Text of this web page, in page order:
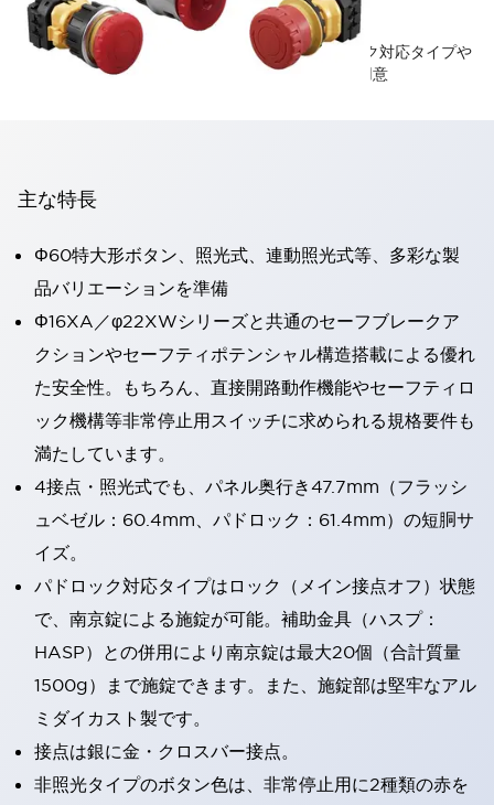
ンスイッチ
Φ30 南京錠によりロック時に施錠可能なパドロック対応タイプや
デザイン性に優れたフラッシュベゼルタイプをご用意
主な特長
Φ60特大形ボタン、照光式、連動照光式等、多彩な製
品バリエーションを準備
Φ16XA／φ22XWシリーズと共通のセーフブレークア
クションやセーフティポテンシャル構造搭載による優れ
た安全性。もちろん、直接開路動作機能やセーフティロ
ック機構等非常停止用スイッチに求められる規格要件も
満たしています。
4接点・照光式でも、パネル奥行き47.7mm（フラッシ
ュベゼル：60.4mm、パドロック：61.4mm）の短胴サ
イズ。
パドロック対応タイプはロック（メイン接点オフ）状態
で、南京錠による施錠が可能。補助金具（ハスプ：
HASP）との併用により南京錠は最大20個（合計質量
1500g）まで施錠できます。また、施錠部は堅牢なアル
ミダイカスト製です。
接点は銀に金・クロスバー接点。
非照光タイプのボタン色は、非常停止用に2種類の赤を